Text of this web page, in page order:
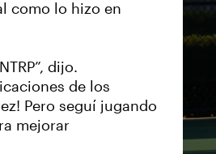
como lo hizo en
dijo.
de los
Pero seguí jugando
mejorar